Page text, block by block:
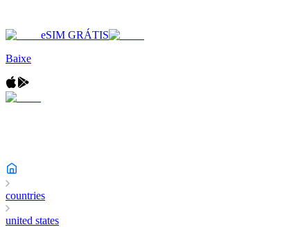
eSIM GRÁTIS
Baixe
countries
united states